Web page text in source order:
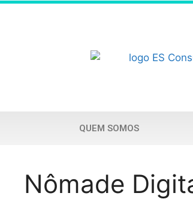
QUEM SOMOS
Nômade